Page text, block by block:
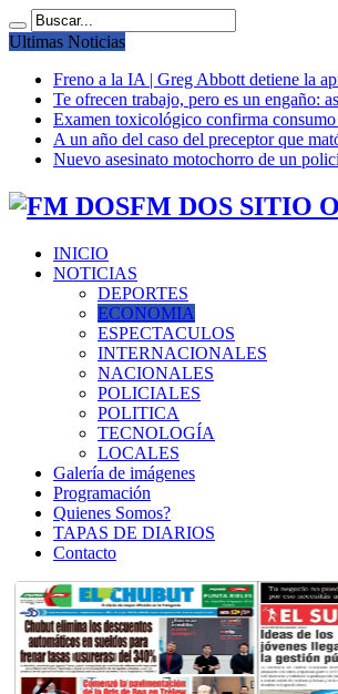
Ultimas Noticias
Freno a la IA | Greg Abbott detiene la
Te ofrecen trabajo, pero es un engaño:
Examen toxicológico confirma
A un año del caso del preceptor que
Nuevo asesinato motochorro de un
FM DOS SITIO
INICIO
NOTICIAS
DEPORTES
ECONOMIA
ESPECTACULOS
INTERNACIONALES
NACIONALES
POLICIALES
POLITICA
TECNOLOGÍA
LOCALES
Galería de imágenes
Programación
Quienes Somos?
TAPAS DE DIARIOS
Contacto